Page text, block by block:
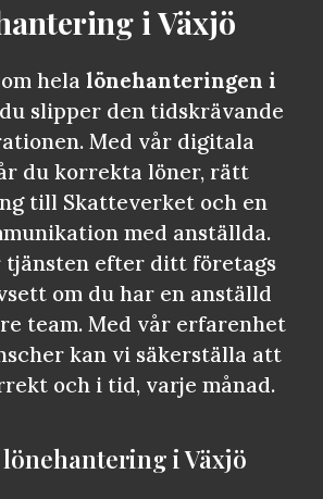
iVäxjö
hela lönehanteringen i
slipper den tidskrävande
Med vår digitala
du korrekta löner, rätt
till Skatteverket och en
med anställda.
tjänsten efter ditt företags
om du har en anställd
team. Med vår erfarenhet
kan vi säkerställa att
och i tid, varje månad.
i Växjö